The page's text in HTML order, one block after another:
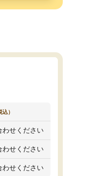
込）
わせください
わせください
わせください